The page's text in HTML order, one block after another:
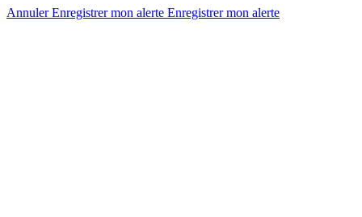
AnnulerEnregistrer mon alerte Enregistrermon alerte